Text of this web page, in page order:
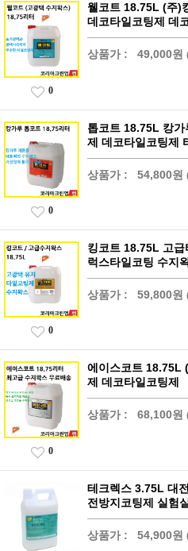
웰코트 18.75L (주)
데코타일코팅제 데
상품가 : 49,000원
0
톱코트 18.75L 캉
제 데코타일코팅제
상품가 : 54,800원
0
킹코트 18.75L 고급
럭스타일코팅 수지
상품가 : 59,800원
0
에이스코트 18.75L
제 데코타일코팅제
상품가 : 68,100원
0
테크렉스 3.75L 대
전방지코팅제 실험
상품가 : 54,900원